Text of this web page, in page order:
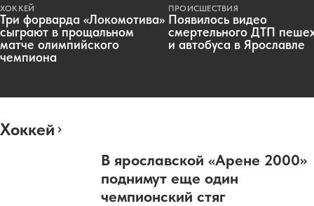
ХОККЕЙ
Три форварда «Локомотива»
сыграют в прощальном
матче олимпийского
чемпиона
ПРОИСШЕСТВИЯ
Появилось видео
смертельного ДТП
и автобуса в Ярославле
Хоккей
В ярославской «Арене 2000»
поднимут еще один
чемпионский стяг